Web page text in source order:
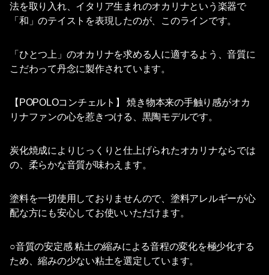
法を取り入れ、イタリア生まれのオカリナという楽器で
「和」のテイストを表現したのが、このラインです。
「ひとつ上」のオカリナを求める人に適するよう、音質に
こだわって丹念に製作されています。
【POPOLOコンチェルト】 焼き物本来の手触り感がオカ
リナファンの心を惹きつける、黒陶モデルです。
炭化焼成によりじっくりと仕上げられたオカリナならでは
の、柔らかな音質が味わえます。
塗料を一切使用しておりませんので、塗料アレルギーが心
配な方にも安心してお使いいただけます。
○音質の安定感 粘土の縮みによる音程の変化を極少化する
ため、縮みの少ない粘土を選定しています。